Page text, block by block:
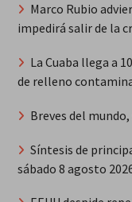
Marco Rubio
impedirá salir de la
La Cuaba llega a
de relleno
Breves del
Síntesis de
sábado 8 agosto